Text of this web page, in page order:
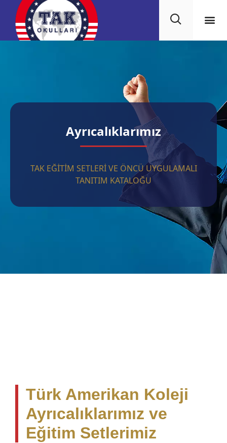
Ayrıcalıklarımız
TAK EĞİTİM SETLERİ VE ÖNCÜ UYGULAMALI
TANITIM KATALOĞU
Türk Amerikan Koleji
Ayrıcalıklarımız ve
Eğitim Setlerimiz